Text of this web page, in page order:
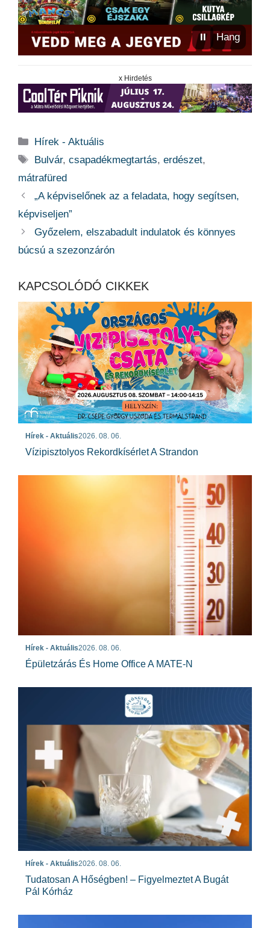
⏸ Hang
x Hirdetés
Kategória
Hírek - Aktuális
Címkék
Bulvár,csapadékmegtartás,erdészet,
mátrafüred
„A képviselőnek az a feladata, hogy segítsen,
képviseljen”
Győzelem, elszabadult indulatok és könnyes
búcsú a szezonzárón
KAPCSOLÓDÓ CIKKEK
Hírek - Aktuális2026. 08. 06.
Vízipisztolyos Rekordkísérlet A Strandon
Hírek - Aktuális2026. 08. 06.
Épületzárás És Home Office A MATE-N
Hírek - Aktuális2026. 08. 06.
Tudatosan A Hőségben! – Figyelmeztet A Bugát
Pál Kórház